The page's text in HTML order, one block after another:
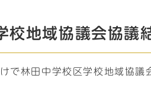
校地域協議会協議
林田中学校区学校地域協議